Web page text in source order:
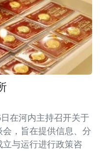
在河内主持召开关于
，旨在提供信息、分
与运行进行政策咨